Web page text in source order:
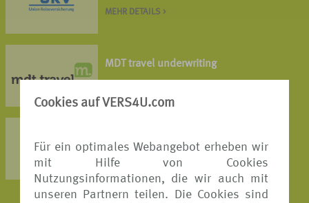
Cookies auf VERS4U.com
Für ein optimales Webangebot erheben wir
mit Hilfe von Cookies
Nutzungsinformationen, die wir auch mit
unseren Partnern teilen. Die Cookies sind
MEHR DETAILS >
MDT travel underwriting
MEHR DETAILS >